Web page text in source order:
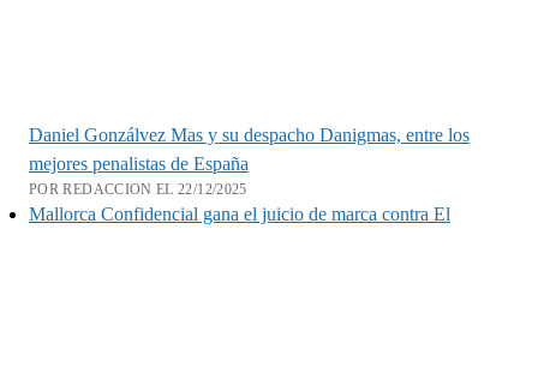
Daniel Gonzálvez Mas y su despacho Danigmas, entre los
mejores penalistas de España
POR REDACCION EL 22/12/2025
Mallorca Confidencial gana el juicio de marca contra El